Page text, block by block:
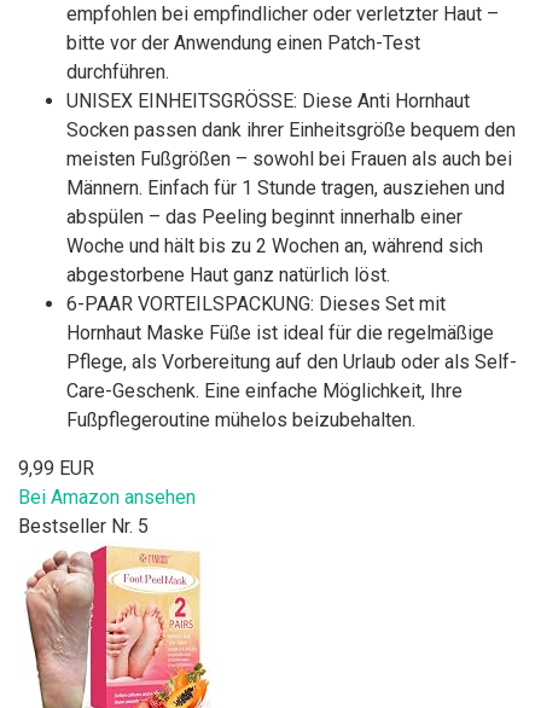
empfohlen bei empfindlicher oder verletzter Haut –
bitte vor der Anwendung einen Patch-Test
durchführen.
UNISEX EINHEITSGRÖSSE: Diese Anti Hornhaut
Socken passen dank ihrer Einheitsgröße bequem den
meisten Fußgrößen – sowohl bei Frauen als auch bei
Männern. Einfach für 1 Stunde tragen, ausziehen und
abspülen – das Peeling beginnt innerhalb einer
Woche und hält bis zu 2 Wochen an, während sich
abgestorbene Haut ganz natürlich löst.
6-PAAR VORTEILSPACKUNG: Dieses Set mit
Hornhaut Maske Füße ist ideal für die regelmäßige
Pflege, als Vorbereitung auf den Urlaub oder als Self-
Care-Geschenk. Eine einfache Möglichkeit, Ihre
Fußpflegeroutine mühelos beizubehalten.
9,99 EUR
Bei Amazon ansehen
Bestseller Nr. 5